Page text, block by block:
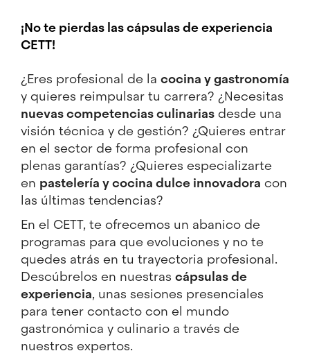
¡No te pierdas lascápsulas de experiencia
CETT!
¿Eres profesional de la cocina y gastronomía
y quieres reimpulsar tu carrera? ¿Necesitas
nuevas competencias culinarias desde una
visión técnica y de gestión? ¿Quieres entrar
en el sector de forma profesional con
plenas garantías? ¿Quieres especializarte
en pastelería y cocina dulce innovadora con
las últimas tendencias?
En el CETT, te ofrecemos un abanico de
programas para que evoluciones y no te
quedes atrás en tu trayectoria profesional.
Descúbrelos en nuestras cápsulas de
experiencia, unas sesiones presenciales
para tener contacto con el mundo
gastronómica y culinario a través de
nuestros expertos.